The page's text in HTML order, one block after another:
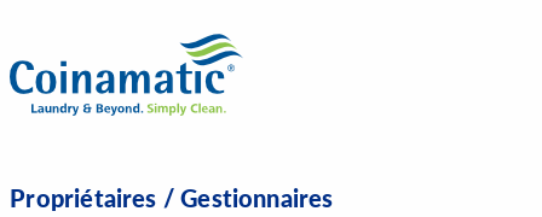
Propriétaires / Gestionnaires